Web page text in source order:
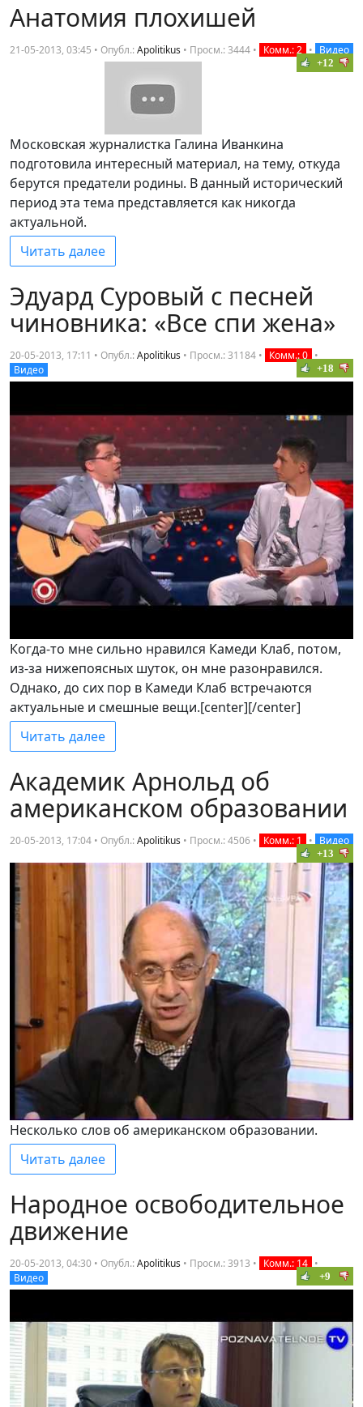
Анатомия плохишей
21-05-2013, 03:45 • Опубл.:Apolitikus • Просм.: 3444 • Комм.: 2 • Видео
+12
Московская журналистка Галина Иванкина
подготовила интересный материал, на тему, откуда
берутся предатели родины. В данный исторический
период эта тема представляется как никогда
актуальной.
Читать далее
Эдуард Суровый с песней
чиновника: «Все спи жена»
20-05-2013, 17:11 • Опубл.:Apolitikus • Просм.: 31184 • Комм.: 0 •
Видео
+18
Когда-то мне сильно нравился Камеди Клаб, потом,
из-за нижепоясных шуток, он мне разонравился.
Однако, до сих пор в Камеди Клаб встречаются
актуальные и смешные вещи.[center][/center]
Читать далее
Академик Арнольд об
американском образовании
20-05-2013, 17:04 • Опубл.:Apolitikus • Просм.: 4506 • Комм.: 1 • Видео
+13
Несколько слов об американском образовании.
Читать далее
Народное освободительное
движение
20-05-2013, 04:30 • Опубл.:Apolitikus • Просм.: 3913 • Комм.: 14 •
Видео
+9